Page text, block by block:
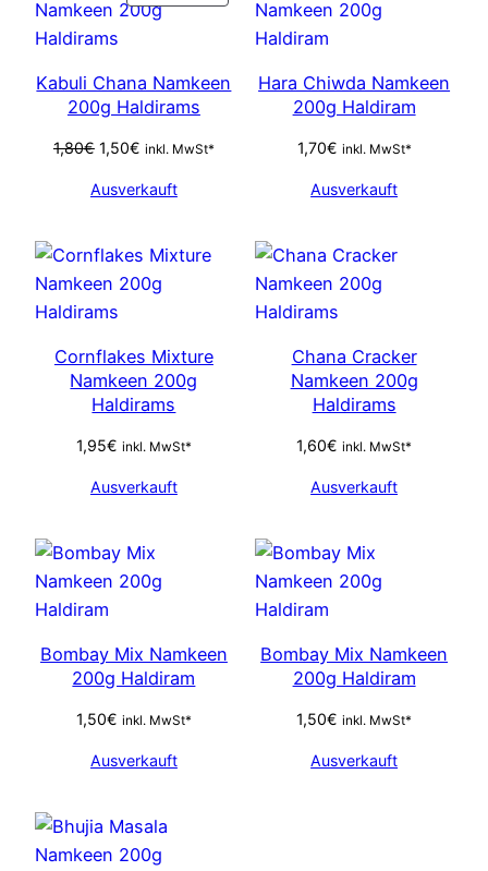
ON
Kabuli Chana Namkeen
200g Haldirams
1,80€ Ursprünglicher
war:
1,50€Aktueller
ist:
inkl. MwSt*
Ausverkauft
Hara Chiwda Namkeen
200g Haldiram
1,70€ inkl. MwSt*
Ausverkauft
Cornflakes Mixture
Namkeen 200g
Haldirams
1,95€ inkl. MwSt*
Ausverkauft
Chana Cracker
Namkeen 200g
Haldirams
1,60€ inkl. MwSt*
Ausverkauft
Bombay Mix Namkeen
200g Haldiram
1,50€ inkl. MwSt*
Ausverkauft
Bombay Mix Namkeen
200g Haldiram
1,50€ inkl. MwSt*
Ausverkauft